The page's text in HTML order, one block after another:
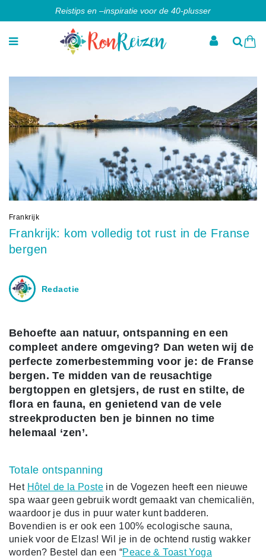
Reistips en –inspiratie voor de 40-plusser
Frankrijk
Frankrijk: kom volledig tot rust in de Franse
bergen
Redactie
Behoefte aan natuur, ontspanning en een
compleet andere omgeving? Dan weten wij de
perfecte zomerbestemming voor je: de Franse
bergen. Te midden van de reusachtige
bergtoppen en gletsjers, de rust en stilte, de
flora en fauna, en genietend van de vele
streekproducten ben je binnen no time
helemaal ‘zen’.
Totale ontspanning
Het Hôtel de la Poste in de Vogezen heeft een nieuwe
spa waar geen gebruik wordt gemaakt van chemicaliën,
waardoor je dus in puur water kunt badderen.
Bovendien is er ook een 100% ecologische sauna,
uniek voor de Elzas! Wil je in de ochtend rustig wakker
worden? Bestel dan een “Peace & Toast Yoga